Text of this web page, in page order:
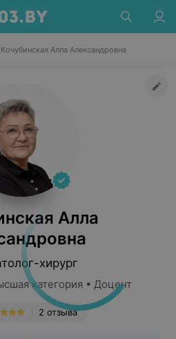
Кочубинская Алла Александровна
Алла
хирург
категория • Доцент
2 отзыва